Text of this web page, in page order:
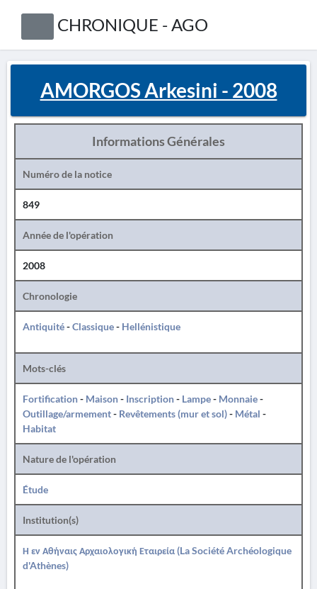
CHRONIQUE - AGO
AMORGOS Arkesini - 2008
Informations Générales
Numéro de la notice
849
Année de l'opération
2008
Chronologie
Antiquité-Classique- Hellénistique
Mots-clés
Fortification- Maison- Inscription- Lampe- Monnaie-
Outillage/armement- Revêtements (mur et sol)- Métal -
Habitat
Nature de l'opération
Étude
Institution(s)
Η εν Αθήναις Αρχαιολογική Εταιρεία (La Société Archéologique
d'Athènes)